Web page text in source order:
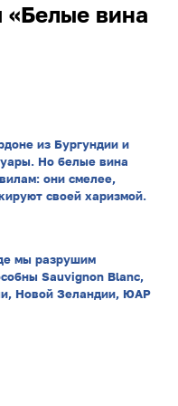
«Белые вина
из Бургундии и
Но белые вина
они смелее,
своей харизмой.
мы разрушим
Sauvignon Blanc,
Новой Зеландии, ЮАР